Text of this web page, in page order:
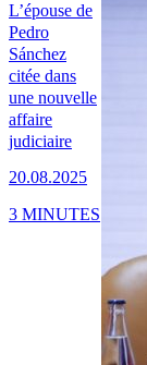
L’épouse de
Pedro
Sánchez
citée dans
une nouvelle
affaire
judiciaire
20.08.2025
3 MINUTES